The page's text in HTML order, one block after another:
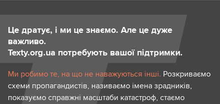
Це дратує, і ми це знаємо. Але це дуже
важливо.
Texty.org.ua потребують вашої підтримки.
Ми робимо те, на що не наважуються інші. Розкриваємо
схеми пропагандистів, називаємо імена зрадників,
показуємо справжні масштаби катастроф, стаємо